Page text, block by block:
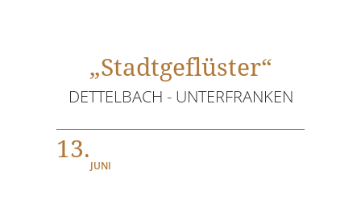
„Stadtgeflüster“
DETTELBACH - UNTERFRANKEN
13.
JUNI